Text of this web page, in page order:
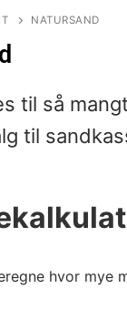
NATURSAND
til så
til
hvor mye